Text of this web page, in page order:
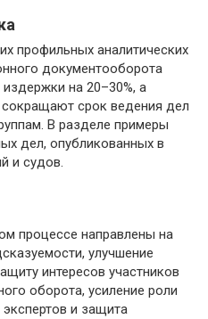
профильных аналитических
документооборота
на 20–30%, а
срок ведения дел
В разделе примеры
дел, опубликованных в
и судов.
процессе направлены на
улучшение
интересов участников
оборота, усиление роли
и защита